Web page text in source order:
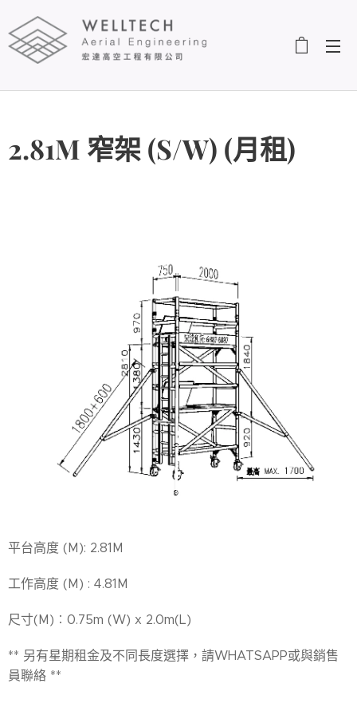
2.81M 窄架 (S/W) (月租)
平台高度 (M): 2.81M
工作高度 (M) : 4.81M
尺寸(M)︰0.75m (W) x 2.0m(L)
** 另有星期租金及不同長度選擇，請WHATSAPP或與銷售
員聯絡 **